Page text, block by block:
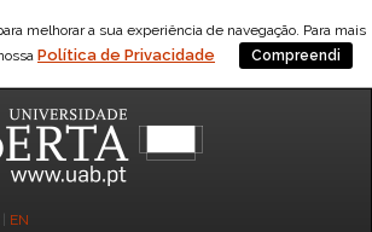
melhorar a sua experiência de navegação. Para mais
Política de Privacidade Compreendi
EN